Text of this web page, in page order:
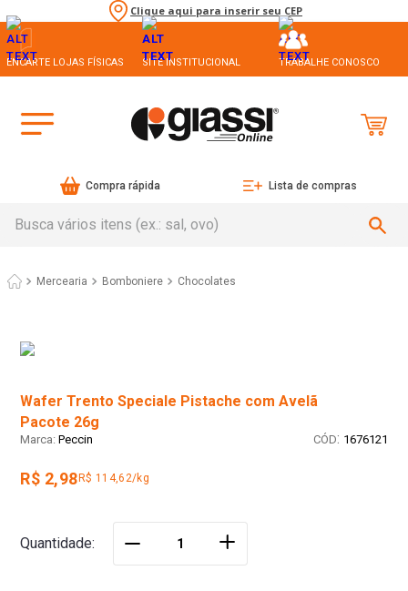
Clique aqui para inserir seu CEP
ENCARTE LOJAS FÍSICAS SITE INSTITUCIONAL TRABALHE CONOSCO
Compra rápida Lista de compras
Mercearia Bomboniere Chocolates
Wafer Trento Speciale Pistache com Avelã
Pacote 26g
Peccin : 1676121
R$ 2,98 R$ 114,62/kg
Quantidade ＋